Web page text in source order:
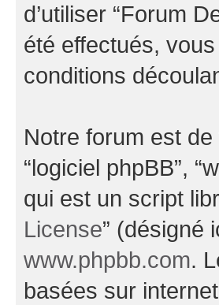
d’utiliser “Forum
été effectués,
conditions
Notre forum est de
“logiciel phpBB”,
qui est un script
License” (désigné
www.phpbb.com.
basées sur